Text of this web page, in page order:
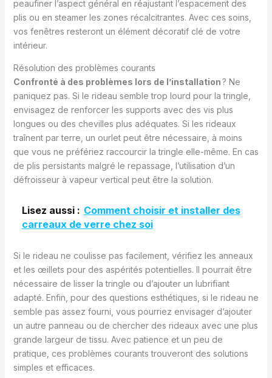
peaufiner l’aspect général en réajustant l’espacement des
plis ou en steamer les zones récalcitrantes. Avec ces soins,
vos fenêtres resteront un élément décoratif clé de votre
intérieur.
Résolution des problèmes courants
Confronté à des problèmes lors de l’installation? Ne
paniquez pas. Si le rideau semble trop lourd pour la tringle,
envisagez de renforcer les supports avec des vis plus
longues ou des chevilles plus adéquates. Si les rideaux
traînent par terre, un ourlet peut être nécessaire, à moins
que vous ne préfériez raccourcir la tringle elle-même. En cas
de plis persistants malgré le repassage, l’utilisation d’un
défroisseur à vapeur vertical peut être la solution.
Lisez aussi : Comment choisir et installer des
carreaux de verre chez soi
Si le rideau ne coulisse pas facilement, vérifiez les anneaux
et les œillets pour des aspérités potentielles. Il pourrait être
nécessaire de lisser la tringle ou d’ajouter un lubrifiant
adapté. Enfin, pour des questions esthétiques, si le rideau ne
semble pas assez fourni, vous pourriez envisager d’ajouter
un autre panneau ou de chercher des rideaux avec une plus
grande largeur de tissu. Avec patience et un peu de
pratique, ces problèmes courants trouveront des solutions
simples et efficaces.